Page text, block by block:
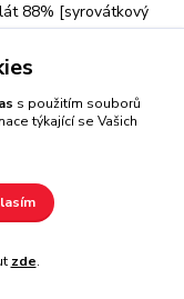
88% [syrovátkový
smetana [částečně
mléko,
sacharóza, mléčná
protispékavá látka
aromata, sůl 1,3 %,
xantanová
L-isoleucin 0,1 %,
L-glutamin 2,5%,
s použitím souborů
týkající se Vašich
zde.